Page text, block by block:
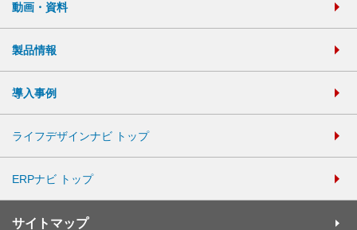
動画・資料
製品情報
導入事例
ライフデザインナビ トップ
ERPナビ トップ
サイトマップ